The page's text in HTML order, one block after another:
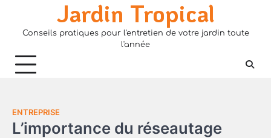
content
Jardin Tropical
Conseils pratiques pour l'entretien de votre jardin toute
l'année
ENTREPRISE
L’importance du réseautage